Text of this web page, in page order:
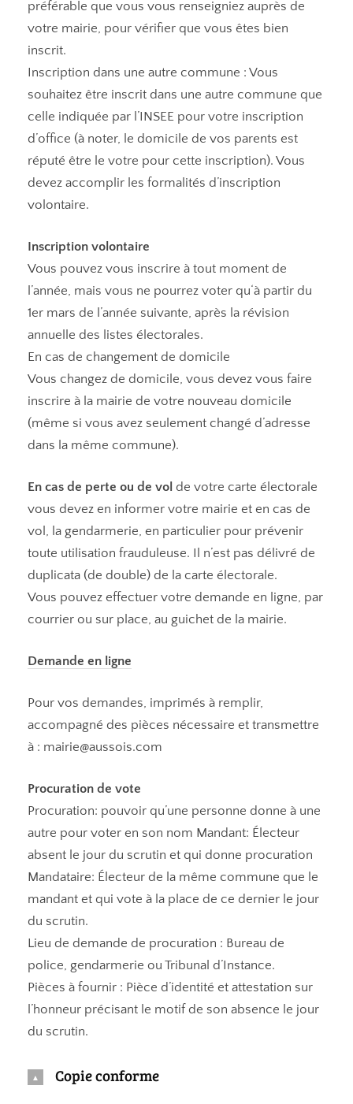
préférable que vous vous renseigniez auprès de
votre mairie, pour vérifier que vous êtes bien
inscrit.
Inscription dans une autre commune : Vous
souhaitez être inscrit dans une autre commune que
celle indiquée par l’INSEE pour votre inscription
d’office (à noter, le domicile de vos parents est
réputé être le votre pour cette inscription). Vous
devez accomplir les formalités d’inscription
volontaire.
Inscription volontaire
Vous pouvez vous inscrire à tout moment de
l’année, mais vous ne pourrez voter qu‘à partir du
1er mars de l’année suivante, après la révision
annuelle des listes électorales.
En cas de changement de domicile
Vous changez de domicile, vous devez vous faire
inscrire à la mairie de votre nouveau domicile
(même si vous avez seulement changé d’adresse
dans la même commune).
En cas de perte ou de vol de votre carte électorale
vous devez en informer votre mairie et en cas de
vol, la gendarmerie, en particulier pour prévenir
toute utilisation frauduleuse. Il n’est pas délivré de
duplicata (de double) de la carte électorale.
Vous pouvez effectuer votre demande en ligne, par
courrier ou sur place, au guichet de la mairie.
Demande en ligne
Pour vos demandes, imprimés à remplir,
accompagné des pièces nécessaire et transmettre
à : mairie@aussois.com
Procuration de vote
Procuration: pouvoir qu’une personne donne à une
autre pour voter en son nom Mandant: Électeur
absent le jour du scrutin et qui donne procuration
Mandataire: Électeur de la même commune que le
mandant et qui vote à la place de ce dernier le jour
du scrutin.
Lieu de demande de procuration : Bureau de
police, gendarmerie ou Tribunal d’Instance.
Pièces à fournir : Pièce d’identité et attestation sur
l’honneur précisant le motif de son absence le jour
du scrutin.
Copie conforme